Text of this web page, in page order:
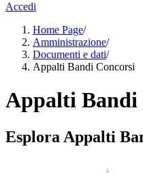
Accedi
Home Page/
Amministrazione/
Documenti e dati/
Appalti Bandi Concorsi
Appalti Bandi
Esplora Appalti